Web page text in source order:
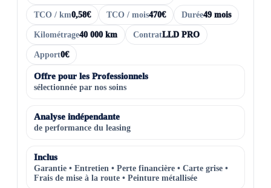
TCO / km0,58€ TCO / mois470€ Durée49 mois
Kilométrage40 000 km ContratLLD PRO
Apport0€
Offre pour les Professionnels
sélectionnée par nos soins
Analyse indépendante
de performance du leasing
Inclus
Garantie • Entretien • Perte financière • Carte grise •
Frais de mise à la route • Peinture métallisée